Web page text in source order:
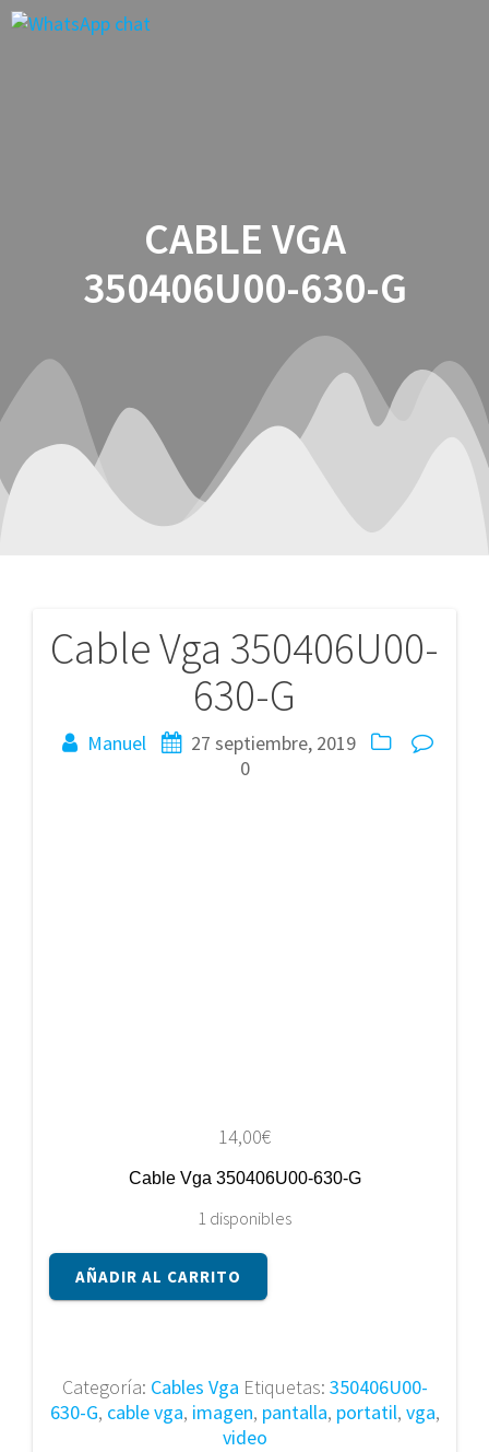
CABLE VGA
350406U00-630-G
Cable Vga 350406U00-
630-G
Manuel
27 septiembre, 2019
0
14,00€
Cable Vga 350406U00-630-G
1 disponibles
Cable
Vga
cantidad
AÑADIR AL CARRITO
Categoría: Cables Vga Etiquetas: 350406U00-
630-G, cable vga, imagen, pantalla, portatil, vga,
video
Navegación
entradas